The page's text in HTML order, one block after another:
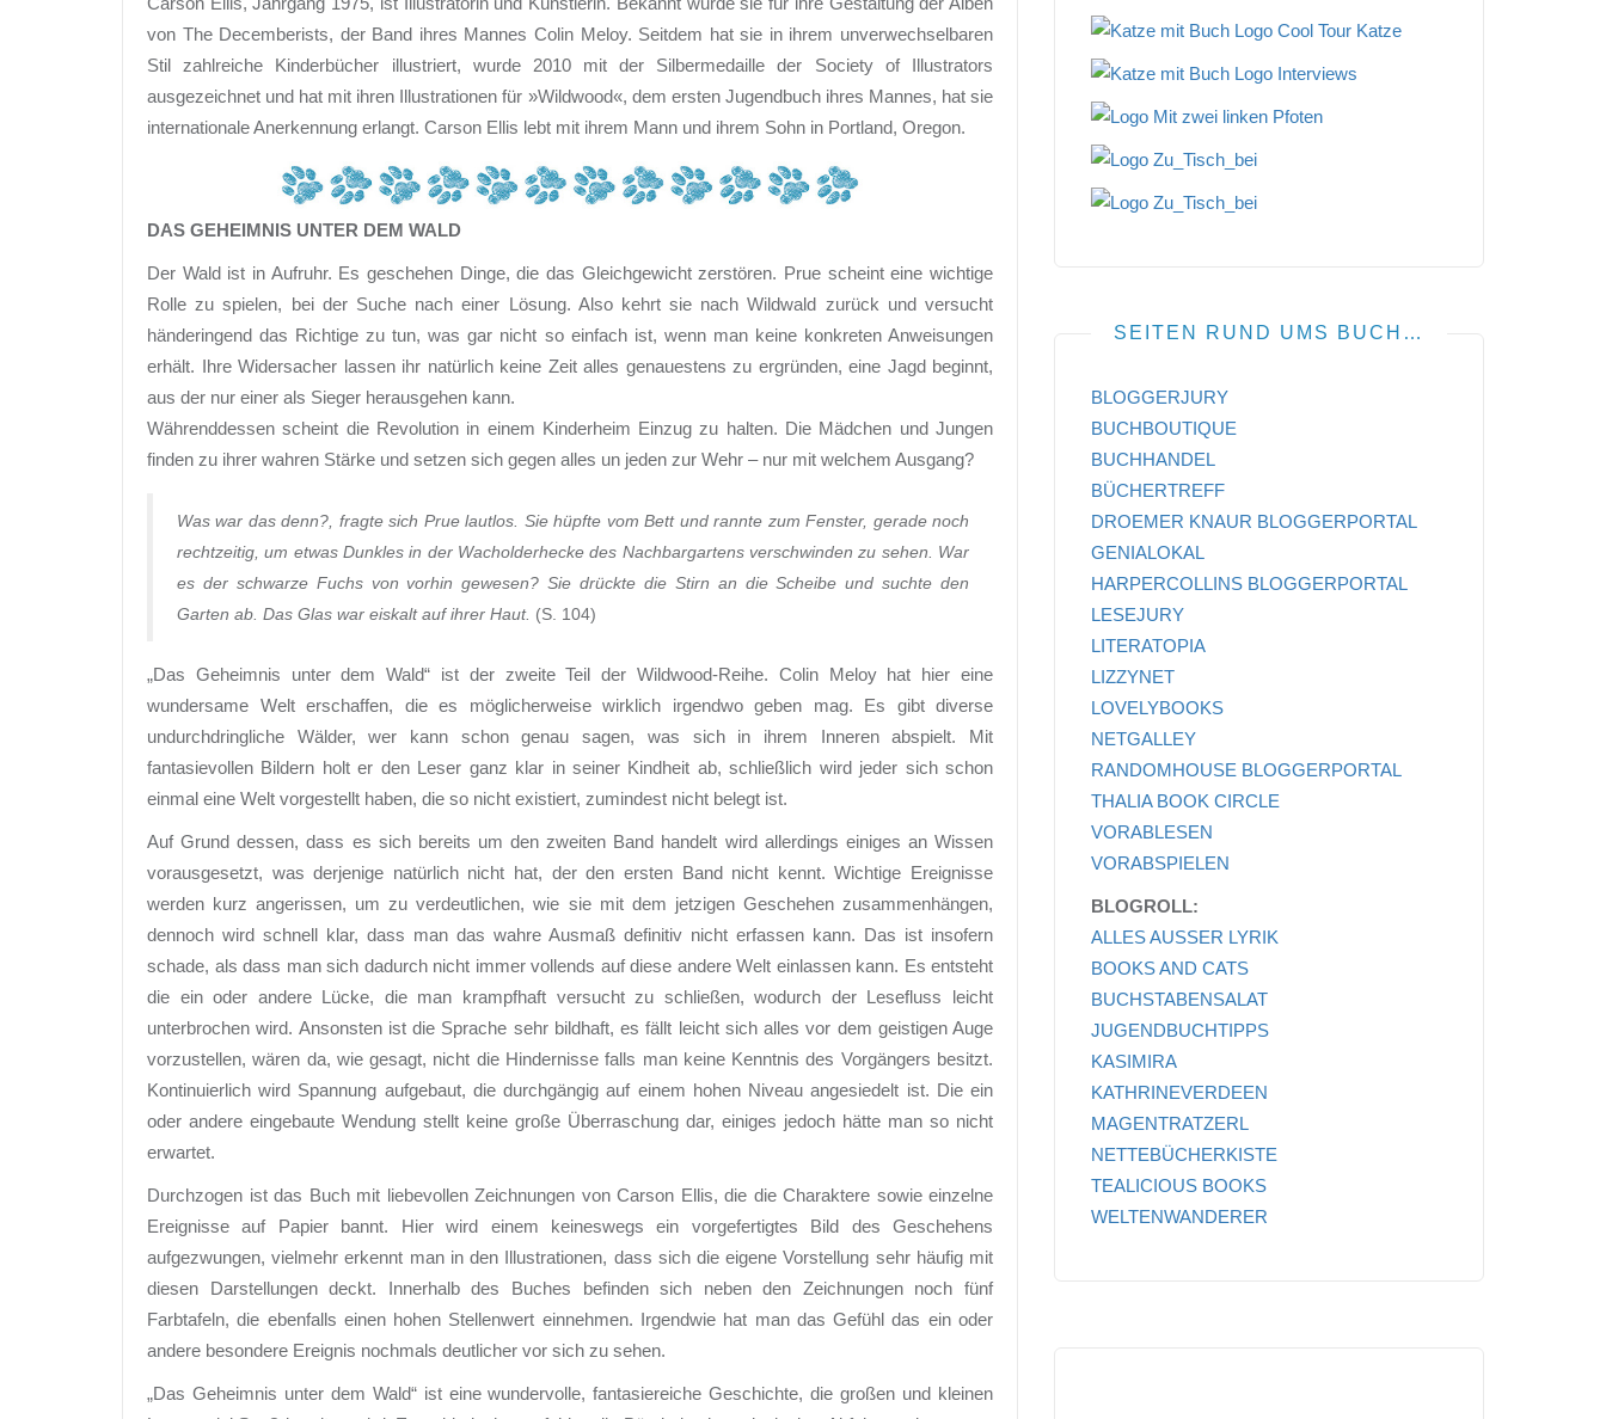
von The Decemberists, der Band ihres Mannes Colin Meloy. Seitdem hat sie in ihrem unverwechselbaren
Stil zahlreiche Kinderbücher illustriert, wurde 2010 mit der Silbermedaille der Society of Illustrators
ausgezeichnet und hat mit ihren Illustrationen für »Wildwood«, dem ersten Jugendbuch ihres Mannes, hat sie
internationale Anerkennung erlangt. Carson Ellis lebt mit ihrem Mann und ihrem Sohn in Portland, Oregon.
DAS GEHEIMNIS UNTER DEM WALD
Der Wald ist in Aufruhr. Es geschehen Dinge, die das Gleichgewicht zerstören. Prue scheint eine wichtige
Rolle zu spielen, bei der Suche nach einer Lösung. Also kehrt sie nach Wildwald zurück und versucht
händeringend das Richtige zu tun, was gar nicht so einfach ist, wenn man keine konkreten Anweisungen
erhält. Ihre Widersacher lassen ihr natürlich keine Zeit alles genauestens zu ergründen, eine Jagd beginnt,
aus der nur einer als Sieger herausgehen kann.
Währenddessen scheint die Revolution in einem Kinderheim Einzug zu halten. Die Mädchen und Jungen
finden zu ihrer wahren Stärke und setzen sich gegen alles un jeden zur Wehr – nur mit welchem Ausgang?
Was war das denn?, fragte sich Prue lautlos. Sie hüpfte vom Bett und rannte zum Fenster, gerade noch
rechtzeitig, um etwas Dunkles in der Wacholderhecke des Nachbargartens verschwinden zu sehen. War
es der schwarze Fuchs von vorhin gewesen? Sie drückte die Stirn an die Scheibe und suchte den
Garten ab. Das Glas war eiskalt auf ihrer Haut. (S. 104)
„Das Geheimnis unter dem Wald“ ist der zweite Teil der Wildwood-Reihe. Colin Meloy hat hier eine
wundersame Welt erschaffen, die es möglicherweise wirklich irgendwo geben mag. Es gibt diverse
undurchdringliche Wälder, wer kann schon genau sagen, was sich in ihrem Inneren abspielt. Mit
fantasievollen Bildern holt er den Leser ganz klar in seiner Kindheit ab, schließlich wird jeder sich schon
einmal eine Welt vorgestellt haben, die so nicht existiert, zumindest nicht belegt ist.
Auf Grund dessen, dass es sich bereits um den zweiten Band handelt wird allerdings einiges an Wissen
vorausgesetzt, was derjenige natürlich nicht hat, der den ersten Band nicht kennt. Wichtige Ereignisse
werden kurz angerissen, um zu verdeutlichen, wie sie mit dem jetzigen Geschehen zusammenhängen,
dennoch wird schnell klar, dass man das wahre Ausmaß definitiv nicht erfassen kann. Das ist insofern
schade, als dass man sich dadurch nicht immer vollends auf diese andere Welt einlassen kann. Es entsteht
die ein oder andere Lücke, die man krampfhaft versucht zu schließen, wodurch der Lesefluss leicht
unterbrochen wird. Ansonsten ist die Sprache sehr bildhaft, es fällt leicht sich alles vor dem geistigen Auge
vorzustellen, wären da, wie gesagt, nicht die Hindernisse falls man keine Kenntnis des Vorgängers besitzt.
Kontinuierlich wird Spannung aufgebaut, die durchgängig auf einem hohen Niveau angesiedelt ist. Die ein
oder andere eingebaute Wendung stellt keine große Überraschung dar, einiges jedoch hätte man so nicht
erwartet.
Durchzogen ist das Buch mit liebevollen Zeichnungen von Carson Ellis, die die Charaktere sowie einzelne
Ereignisse auf Papier bannt. Hier wird einem keineswegs ein vorgefertigtes Bild des Geschehens
aufgezwungen, vielmehr erkennt man in den Illustrationen, dass sich die eigene Vorstellung sehr häufig mit
diesen Darstellungen deckt. Innerhalb des Buches befinden sich neben den Zeichnungen noch fünf
Farbtafeln, die ebenfalls einen hohen Stellenwert einnehmen. Irgendwie hat man das Gefühl das ein oder
andere besondere Ereignis nochmals deutlicher vor sich zu sehen.
„Das Geheimnis unter dem Wald“ ist eine wundervolle, fantasiereiche Geschichte, die großen und kleinen
SEITEN RUND UMS BUCH…
BLOGGERJURY
BUCHBOUTIQUE
BUCHHANDEL
BÜCHERTREFF
DROEMER KNAUR BLOGGERPORTAL
GENIALOKAL
HARPERCOLLINS BLOGGERPORTAL
LESEJURY
LITERATOPIA
LIZZYNET
LOVELYBOOKS
NETGALLEY
RANDOMHOUSE BLOGGERPORTAL
THALIA BOOK CIRCLE
VORABLESEN
VORABSPIELEN
BLOGROLL:
ALLES AUSSER LYRIK
BOOKS AND CATS
BUCHSTABENSALAT
JUGENDBUCHTIPPS
KASIMIRA
KATHRINEVERDEEN
MAGENTRATZERL
NETTEBÜCHERKISTE
TEALICIOUS BOOKS
WELTENWANDERER